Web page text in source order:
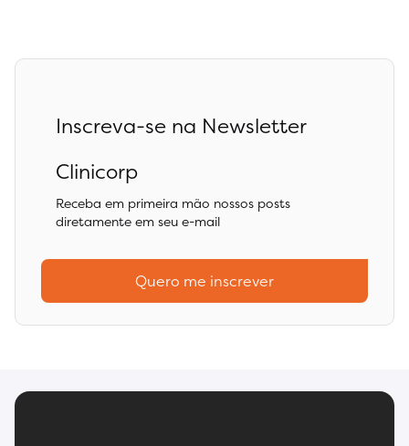
Inscreva-se na Newsletter
Clinicorp
Receba em primeira mão nossos posts
diretamente em seu e-mail
Quero me inscrever